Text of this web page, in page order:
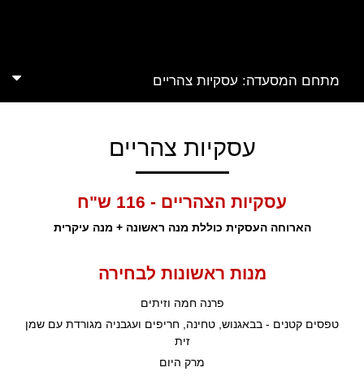
מתחם המסעדה: עסקיות צהריים
עסקיות צהריים
עסקיות הצהריים - 116 ש"ח
הארוחה העסקית כוללת מנה ראשונה + מנה עיקרית
מנות ראשונות לבחירה
פרנה חמה וזיתים
טפסים קטנים - בבאגנוש, טחינה, חריפים ועגבניה מגורדת עם שמן
זית
מרק היום